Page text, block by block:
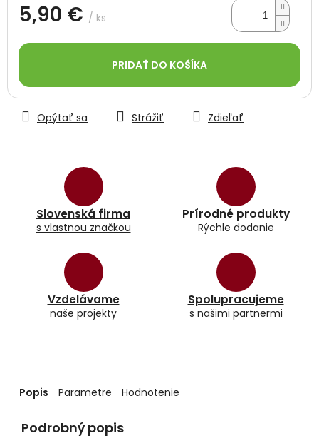
5,90 € / ks
cena:
PRIDAŤ DO KOŠÍKA
Slovenská firma
s vlastnou značkou
Prírodné produkty
Rýchle dodanie
Vzdelávame
naše projekty
Spolupracujeme
s našimi partnermi
Opýtať sa Strážiť Zdieľať
Popis Parametre Hodnotenie
Podrobný popis